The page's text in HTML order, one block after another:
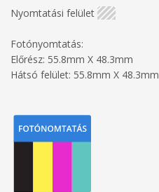
Nyomtatási felület
Fotónyomtatás:
Előrész: 55.8mm X 48.3mm
Hátsó felület: 55.8mm X 48.3mm